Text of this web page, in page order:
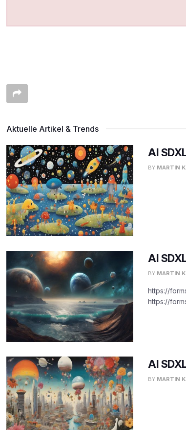
Aktuelle Artikel & Trends
AI
BY MARTIN
AI
BY MARTIN
https://
https://
AI
BY MARTIN